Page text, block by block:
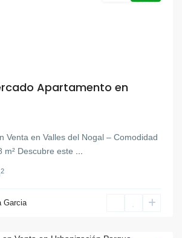
Apartamento en
Venta en Valles del Nogal – Comodidad
m² Descubre este
2
Garcia